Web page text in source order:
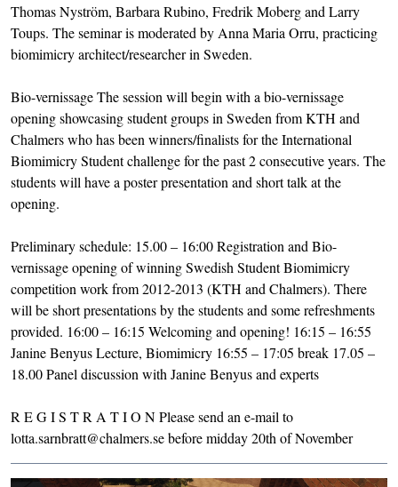
Thomas Nyström, Barbara Rubino, Fredrik Moberg and Larry
Toups. The seminar is moderated by Anna Maria Orru, practicing
biomimicry architect/researcher in Sweden.
Bio-vernissage The session will begin with a bio-vernissage
opening showcasing student groups in Sweden from KTH and
Chalmers who has been winners/finalists for the International
Biomimicry Student challenge for the past 2 consecutive years. The
students will have a poster presentation and short talk at the
opening.
Preliminary schedule: 15.00 – 16:00 Registration and Bio-
vernissage opening of winning Swedish Student Biomimicry
competition work from 2012-2013 (KTH and Chalmers). There
will be short presentations by the students and some refreshments
provided. 16:00 – 16:15 Welcoming and opening! 16:15 – 16:55
Janine Benyus Lecture, Biomimicry 16:55 – 17:05 break 17.05 –
18.00 Panel discussion with Janine Benyus and experts
R E G I S T R A T I O N Please send an e-mail to
lotta.sarnbratt@chalmers.se before midday 20th of November